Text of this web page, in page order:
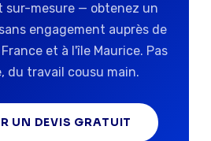
sur-mesure — obtenez un
engagement auprès de
et à l'île Maurice. Pas
du travail cousu main.
UN DEVIS GRATUIT